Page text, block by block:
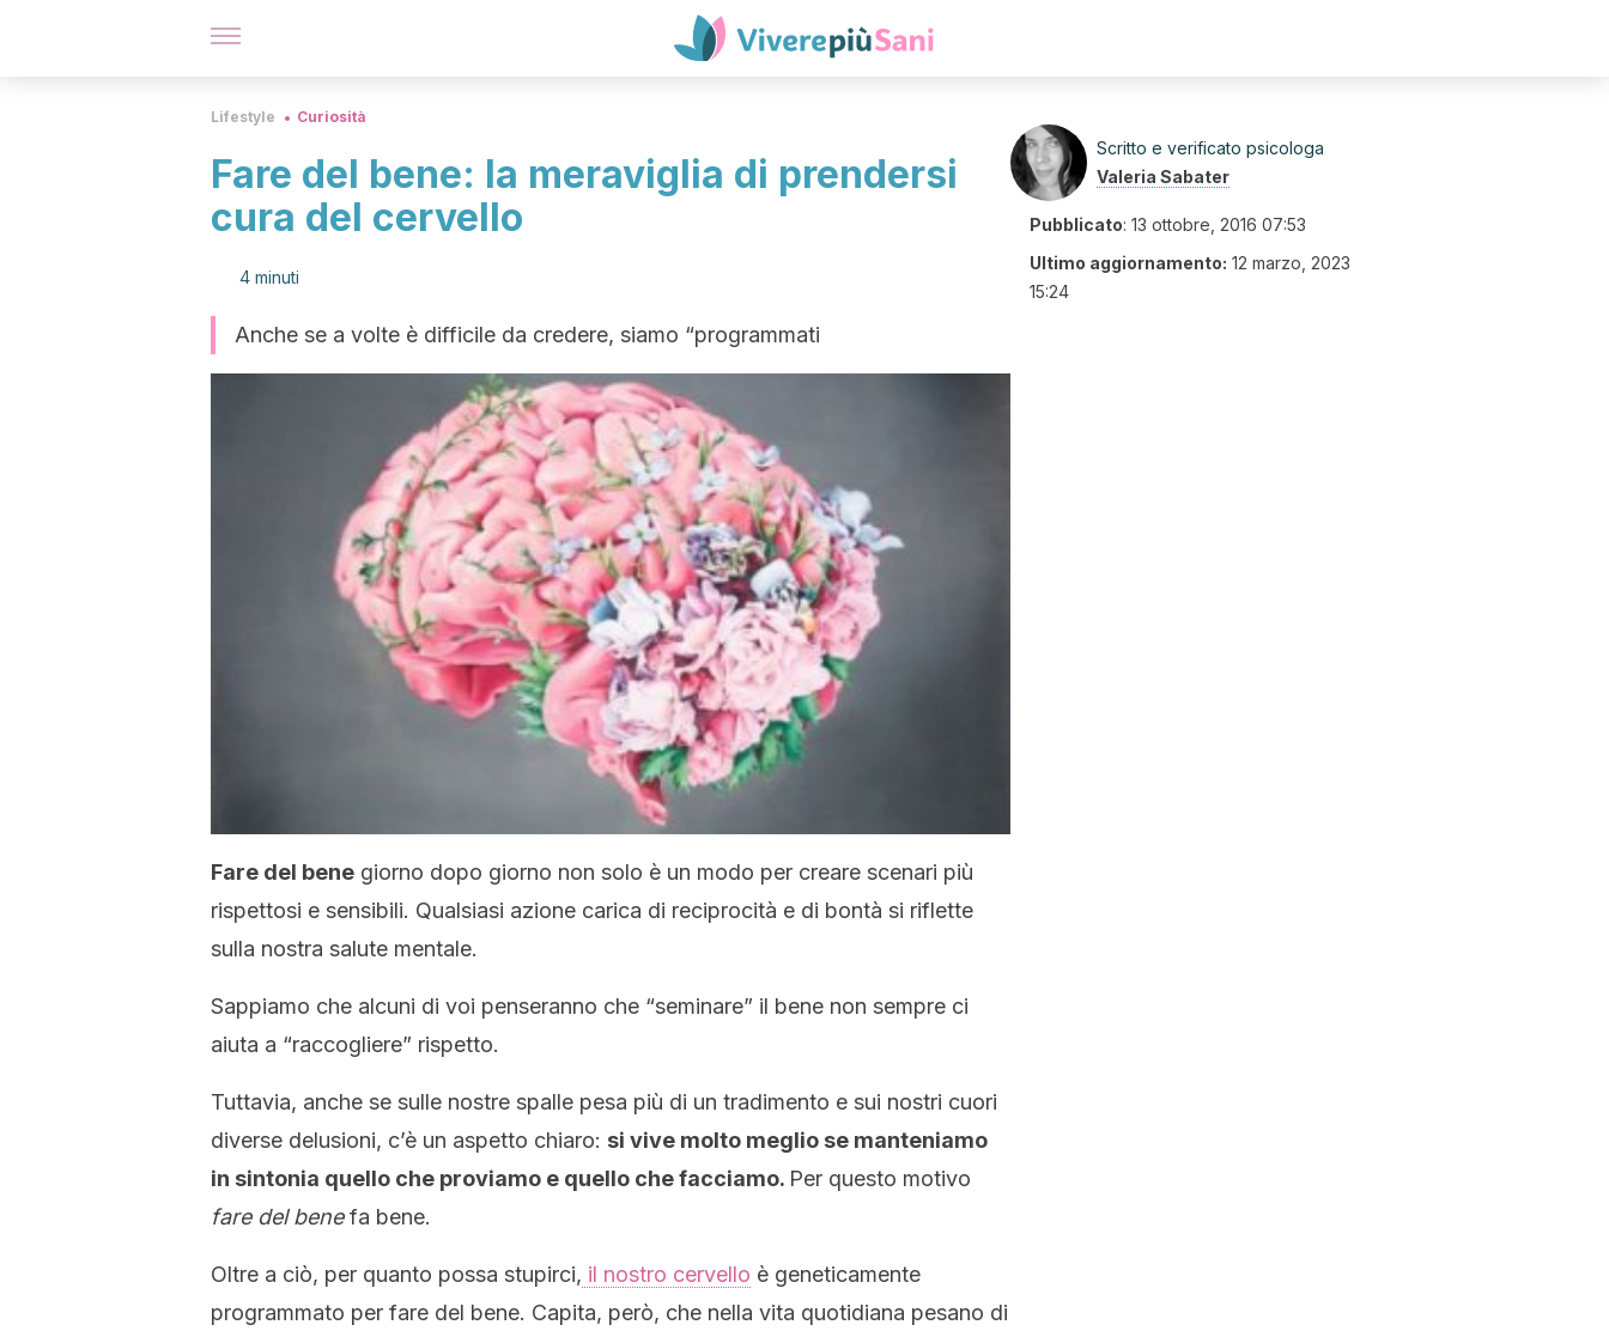
Lifestyle Curiosità
Fare del bene: la meraviglia di prendersi
cura del cervello
4 minuti
Anche se a volte è difficile da credere, siamo “programmati
Fare del bene giorno dopo giorno non solo è un modo per creare scenari più
rispettosi e sensibili. Qualsiasi azione carica di reciprocità e di bontà si riflette
sulla nostra salute mentale.
Sappiamo che alcuni di voi penseranno che “seminare” il bene non sempre ci
aiuta a “raccogliere” rispetto.
Tuttavia, anche se sulle nostre spalle pesa più di un tradimento e sui nostri cuori
diverse delusioni, c’è un aspetto chiaro: si vive molto meglio se manteniamo
in sintonia quello che proviamo e quello che facciamo. Per questo motivo
fare del benefa bene.
Oltre a ciò, per quanto possa stupirci, il nostro cervello è geneticamente
programmato per fare del bene. Capita, però, che nella vita quotidiana pesano di
Scritto e verificato psicologa
Valeria Sabater
Pubblicato: 13 ottobre, 2016 07:53
Ultimo aggiornamento: 12 marzo, 2023
15:24